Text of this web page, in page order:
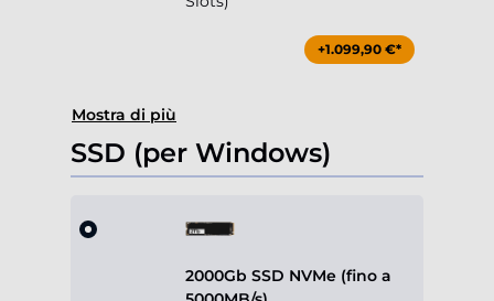
+1.099,90 €*
Mostra di più
SSD (per Windows)
2000Gb SSD NVMe (fino a